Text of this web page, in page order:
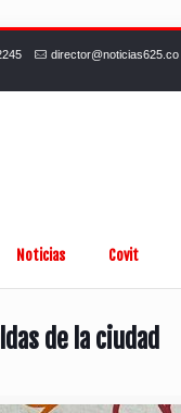
director@noticias625.co
Noticias Covit
de la ciudad